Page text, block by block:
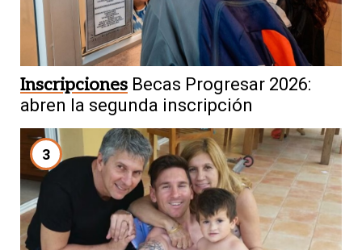
Inscripciones Becas Progresar 2026:
abren la segunda inscripción
3